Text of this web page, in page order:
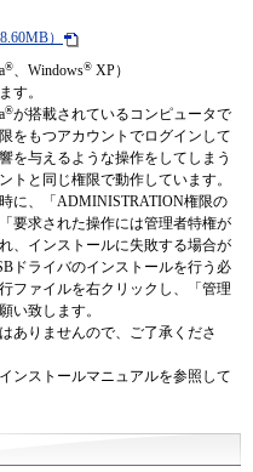
）
®、Windows® XP）
す。
®が搭載されているコンピュータで
をもつアカウントでログインして
を与えるような操作をしてしまう
トと同じ権限で動作しています。
に、「ADMINISTRATION権限の
要求された操作には管理者特権が
、インストールに失敗する場合が
ドライバのインストールを行う必
ファイルを右クリックし、「管理
い致します。
ありませんので、ご了承くださ
ンストールマニュアルを参照して